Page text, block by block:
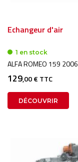
Echangeur d'air
1 en stock
ALFA ROMEO 159 2006
129,00 € TTC
DÉCOUVRIR